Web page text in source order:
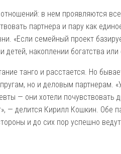
в нем проявляются
партнера и пару как
«Если семейный проект
детей, накоплении богатства
танго и расстается. Но
но и деловым партнерам.
— они хотели почувствовать
— делится Кирилл Кошкин. Обе
и до сих пор успешно